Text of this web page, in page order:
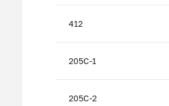
412
205C-1
205C-2